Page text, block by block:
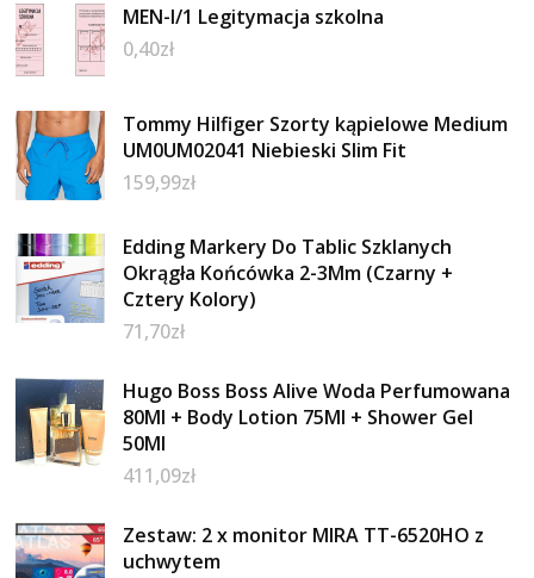
MEN-I/1 Legitymacja szkolna
0,40zł
Tommy Hilfiger Szorty kąpielowe Medium
UM0UM02041 Niebieski Slim Fit
159,99zł
Edding Markery Do Tablic Szklanych
Okrągła Końcówka 2-3Mm (Czarny +
Cztery Kolory)
71,70zł
Hugo Boss Boss Alive Woda Perfumowana
80Ml + Body Lotion 75Ml + Shower Gel
50Ml
411,09zł
Zestaw: 2 x monitor MIRA TT-6520HO z
uchwytem